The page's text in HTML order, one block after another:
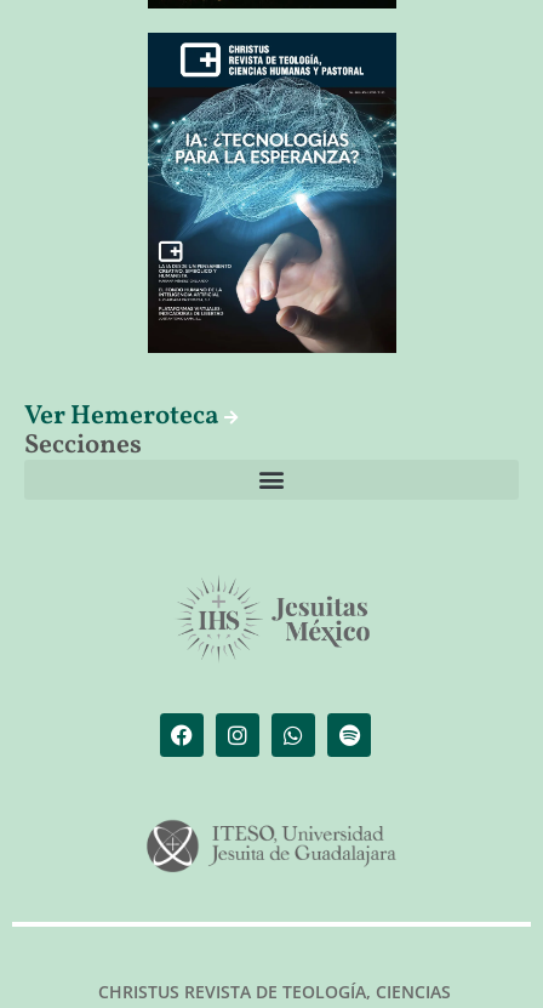
Ver Hemeroteca
Secciones
CHRISTUS REVISTA DE TEOLOGÍA, CIENCIAS